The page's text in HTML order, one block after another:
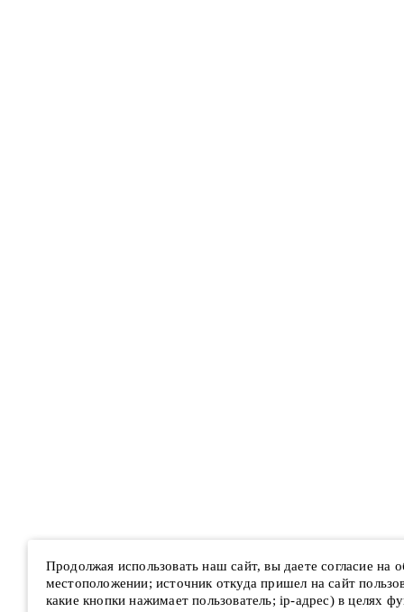
Продолжая использовать наш сайт, вы даете согласие на
местоположении; источник откуда пришел на сайт
какие кнопки нажимает пользователь; ip-адрес) в целях